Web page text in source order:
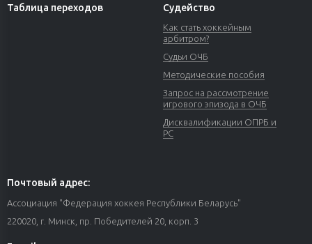
Таблица переходов Судейство
Как стать хоккейным
арбитром?
Судьи ОЧБ
Методические пособия
Запрос на рассмотрение
игрового эпизода в ОЧБ
Дисквалификации ОПРБ и
РС
Почтовый адрес:
Ассоциация "Федерация хоккея Республики Беларусь"
220020, г. Минск, пр. Победителей 20, корп. 3